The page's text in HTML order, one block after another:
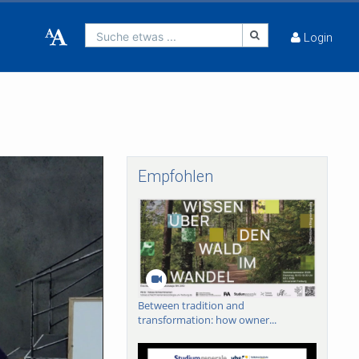
Suche etwas ... Login
Empfohlen
Between tradition and
transformation: how owner...